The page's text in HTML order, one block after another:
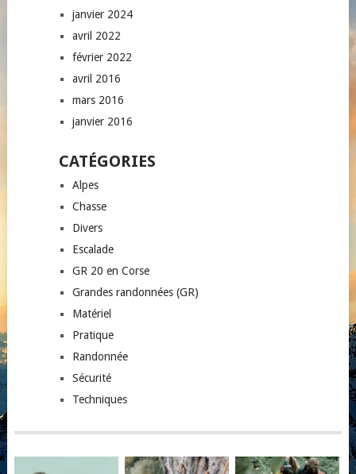
janvier 2024
avril 2022
février 2022
avril 2016
mars 2016
janvier 2016
CATÉGORIES
Alpes
Chasse
Divers
Escalade
GR 20 en Corse
Grandes randonnées (GR)
Matériel
Pratique
Randonnée
Sécurité
Techniques